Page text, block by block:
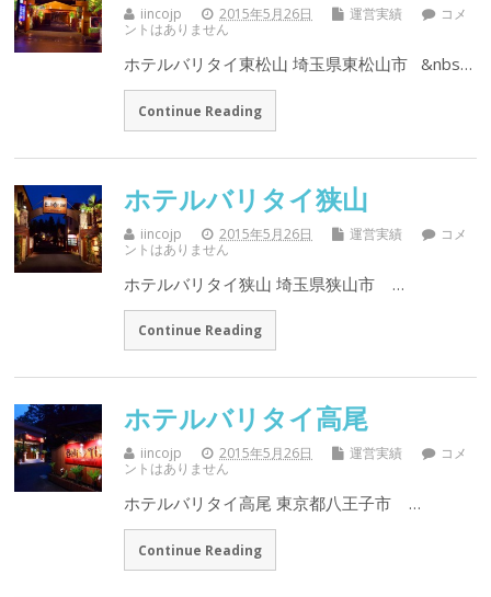
iincojp 2015年5月26日 運営実績
コメ
ントはありません
ホテルバリタイ東松山 埼玉県東松山市 &nbs…
Continue Reading
ホテルバリタイ狭山
iincojp 2015年5月26日 運営実績
コメ
ントはありません
ホテルバリタイ狭山 埼玉県狭山市 …
Continue Reading
ホテルバリタイ高尾
iincojp 2015年5月26日 運営実績
コメ
ントはありません
ホテルバリタイ高尾 東京都八王子市 …
Continue Reading